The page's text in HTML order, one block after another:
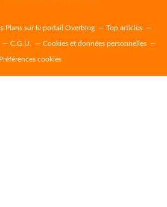
Plans sur le portail Overblog Top articles
C.G.U. Cookies et données personnelles
Préférences cookies